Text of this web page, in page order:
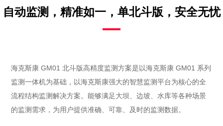
自动监测，精准如一，单北斗版，安全无忧
海克斯康 GM01 北斗版高精度监测方案是以海克斯康 GM01 系列
监测一体机为基础，以海克斯康强大的智慧监测平台为核心的全
流程结构监测解决方案。能够满足大坝、边坡、水库等各种场景
的监测需求，为用户提供准确、可靠、及时的监测数据。